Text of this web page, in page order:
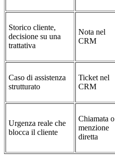
Storico cliente,
decisione su una
trattativa
Nota nel
CRM
Caso di assistenza
strutturato
Ticket nel
CRM
Urgenza reale che
blocca il cliente
Chiamata o
menzione
diretta